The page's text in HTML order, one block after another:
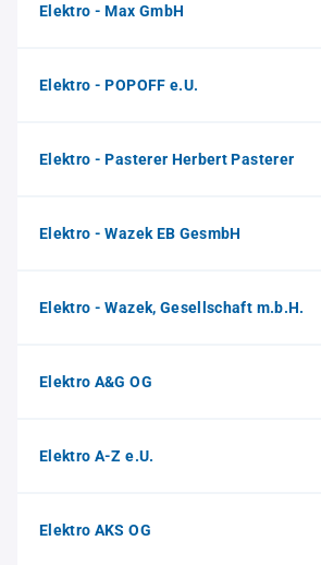
Elektro - Max GmbH
Elektro - POPOFF e.U.
Elektro - Pasterer Herbert Pasterer
Elektro - Wazek EB GesmbH
Elektro - Wazek, Gesellschaft m.b.H.
Elektro A&G OG
Elektro A-Z e.U.
Elektro AKS OG